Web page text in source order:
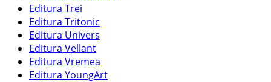
Editura Trei
Editura Tritonic
Editura Univers
Editura Vellant
Editura Vremea
Editura YoungArt